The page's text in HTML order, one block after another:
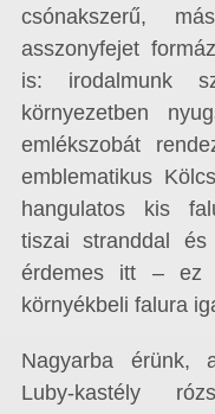
csónakszerű,
asszonyfejet
is: irodalmunk
környezetben
emlékszobát
emblematikus
hangulatos kis
tiszai stranddal
érdemes itt – ez
környékbeli falura
Nagyarba érünk,
Luby-kastély